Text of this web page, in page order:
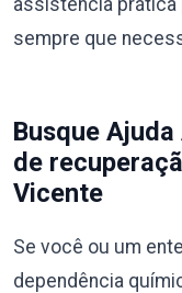
sempre que
Busque
de
Vicente
Se você ou um
dependência